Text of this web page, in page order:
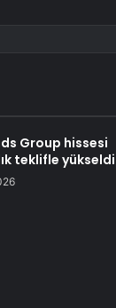
Group hissesi
teklifle yükseldi